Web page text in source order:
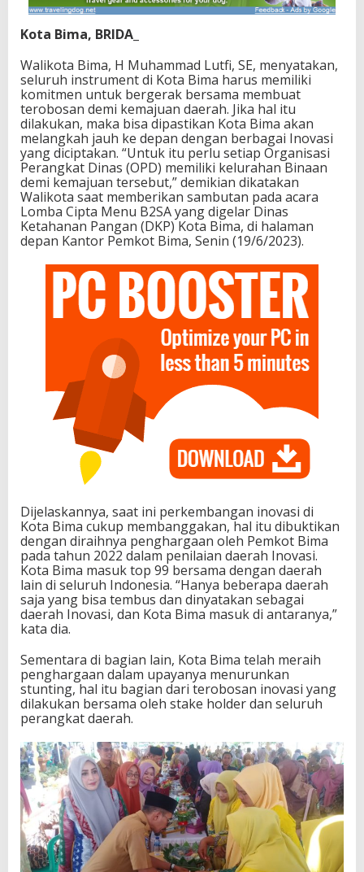
Kota Bima, BRIDA_
Walikota Bima, H Muhammad Lutfi, SE, menyatakan,
seluruh instrument di Kota Bima harus memiliki
komitmen untuk bergerak bersama membuat
terobosan demi kemajuan daerah. Jika hal itu
dilakukan, maka bisa dipastikan Kota Bima akan
melangkah jauh ke depan dengan berbagai Inovasi
yang diciptakan. “Untuk itu perlu setiap Organisasi
Perangkat Dinas (OPD) memiliki kelurahan Binaan
demi kemajuan tersebut,” demikian dikatakan
Walikota saat memberikan sambutan pada acara
Lomba Cipta Menu B2SA yang digelar Dinas
Ketahanan Pangan (DKP) Kota Bima, di halaman
depan Kantor Pemkot Bima, Senin (19/6/2023).
Dijelaskannya, saat ini perkembangan inovasi di
Kota Bima cukup membanggakan, hal itu dibuktikan
dengan diraihnya penghargaan oleh Pemkot Bima
pada tahun 2022 dalam penilaian daerah Inovasi.
Kota Bima masuk top 99 bersama dengan daerah
lain di seluruh Indonesia. “Hanya beberapa daerah
saja yang bisa tembus dan dinyatakan sebagai
daerah Inovasi, dan Kota Bima masuk di antaranya,”
kata dia.
Sementara di bagian lain, Kota Bima telah meraih
penghargaan dalam upayanya menurunkan
stunting, hal itu bagian dari terobosan inovasi yang
dilakukan bersama oleh stake holder dan seluruh
perangkat daerah.